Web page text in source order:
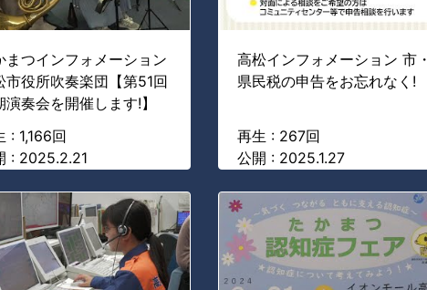
まつインフォメーション
市役所吹奏楽団【第51回
演奏会を開催します!】
: 1,166回
: 2025.2.21
高松インフォメーション 市・
県民税の申告をお忘れなく!
再生 : 267回
公開 : 2025.1.27